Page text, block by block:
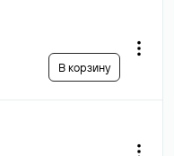
В корзину